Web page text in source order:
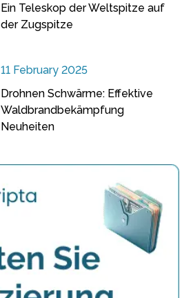
Ein Teleskop der Weltspitze auf
der Zugspitze
11 February 2025
Drohnen Schwärme: Effektive
Waldbrandbekämpfung
Neuheiten